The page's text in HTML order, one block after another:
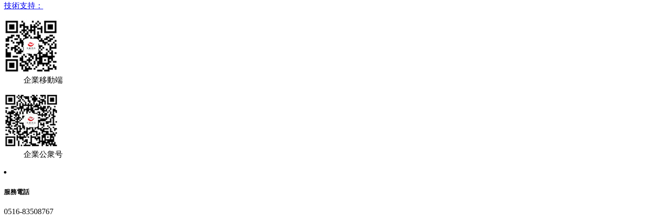
技術支持：
企業移動端
企業公衆号
服務電話
0516-83508767